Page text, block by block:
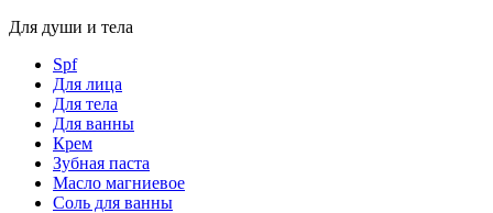
Для души и тела
Spf
Для лица
Для тела
Для ванны
Крем
Зубная паста
Масло магниевое
Соль для ванны